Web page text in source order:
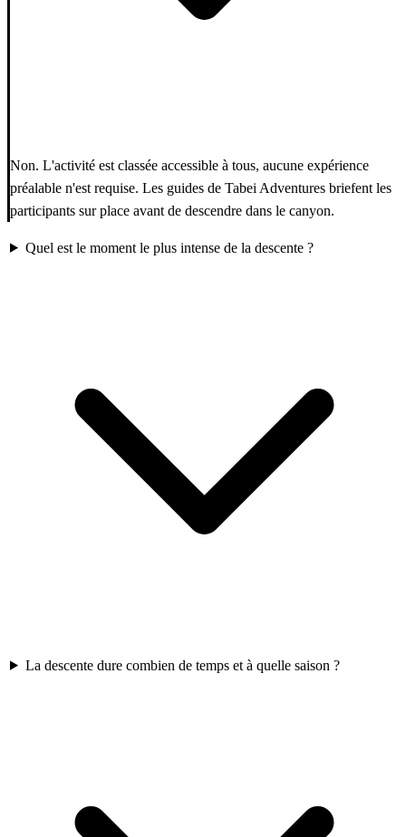
Non. L'activité est classée accessible à tous, aucune expérience
préalable n'est requise. Les guides de Tabei Adventures briefent les
participants sur place avant de descendre dans le canyon.
Quel est le moment le plus intense de la descente ?
La descente dure combien de temps et à quelle saison ?